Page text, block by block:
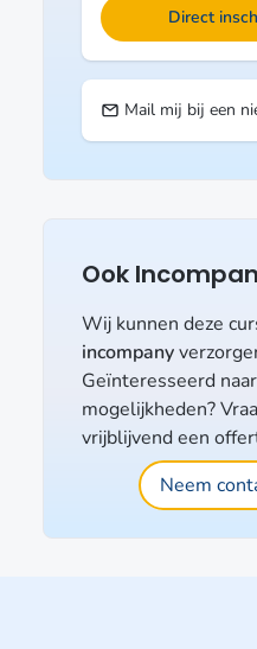
Direct
Mail mij bij een
Ook
Wij kunnen deze
incompany
Geïnteresseerd
mogelijkheden?
vrijblijvend een
Neem